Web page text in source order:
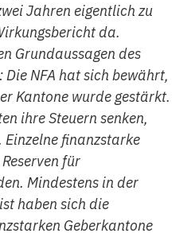
Jahren eigentlich zu
da.
Grundaussagen des
NFA hat sich bewährt,
Kantone wurde gestärkt.
ihre Steuern senken,
finanzstarke
für
Mindestens in der
haben sich die
Geberkantone